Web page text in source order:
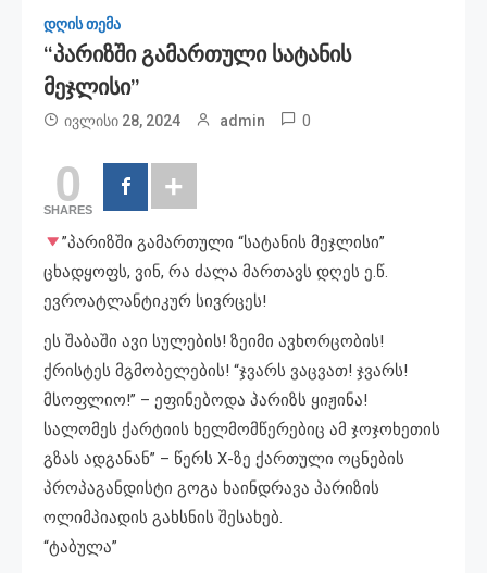
დღის თემა
“პარიზში Გამართული Სატანის
Მეჯლისი”
ივლისი 28, 2024 admin 0
0
SHARES
”პარიზში გამართული “სატანის მეჯლისი”
ცხადყოფს, ვინ, რა ძალა მართავს დღეს ე.წ.
ევროატლანტიკურ სივრცეს!
ეს შაბაში ავი სულების! ზეიმი ავხორცობის!
ქრისტეს მგმობელების! “ჯვარს ვაცვათ! ჯვარს!
მსოფლიო!” – ეფინებოდა პარიზს ყიჟინა!
სალომეს ქარტიის ხელმომწერებიც ამ ჯოჯოხეთის
გზას ადგანან” – წერს X-ზე ქართული ოცნების
პროპაგანდისტი გოგა ხაინდრავა პარიზის
ოლიმპიადის გახსნის შესახებ.
“ტაბულა”